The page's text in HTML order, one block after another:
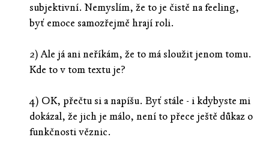
subjektivní. Nemyslím, že to je čistě na feeling,
byť emoce samozřejmě hrají roli.
2) Ale já ani neříkám, že to má sloužit jenom tomu.
Kde to v tom textu je?
4) OK, přečtu si a napíšu. Byť stále - i kdybyste mi
dokázal, že jich je málo, není to přece ještě důkaz o
funkčnosti věznic.